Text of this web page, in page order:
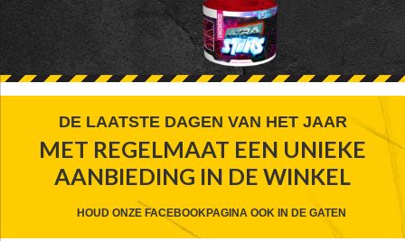
FOOTER
WIDGET
HEADER
DE LAATSTE DAGEN VAN HET JAAR
MET REGELMAAT EEN UNIEKE
AANBIEDING IN DE WINKEL
HOUD ONZE FACEBOOKPAGINA OOK IN DE GATEN